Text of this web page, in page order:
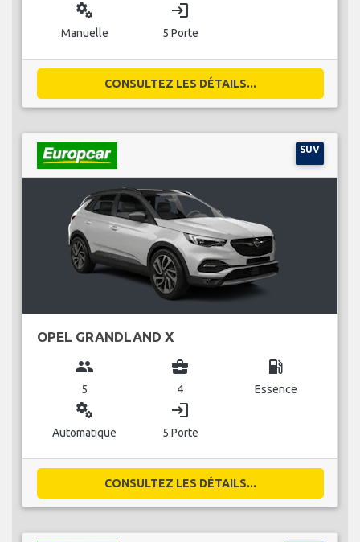
miscellaneous_services
Manuelle
login
5 Porte
CONSULTEZ LES DÉTAILS...
SUV
OPEL GRANDLAND X
group
5
business_center
4
local_gas_station
Essence
miscellaneous_services
Automatique
login
5 Porte
CONSULTEZ LES DÉTAILS...